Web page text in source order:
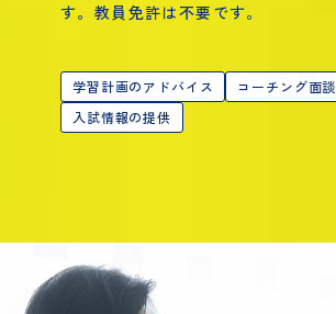
す。教員免許は不要です。
学習計画のアドバイス コーチング面談
入試情報の提供